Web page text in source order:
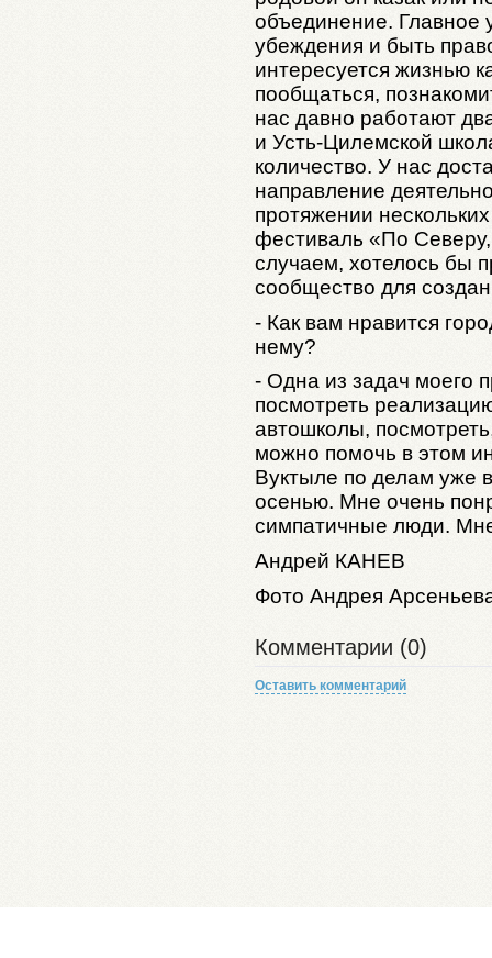
объединение. Главное
убеждения и быть
интересуется жизнью
пообщаться,
нас давно работают
и Усть-Цилемской
количество. У нас
направление
протяжении
фестиваль «По
случаем, хотелось бы
сообщество для
- Как вам нравится
нему?
- Одна из задач моего
посмотреть
автошколы,
можно помочь в этом
Вуктыле по делам уже
осенью. Мне очень
симпатичные люди.
Андрей КАНЕВ
Фото Андрея
Комментарии (0)
Оставить комментарий